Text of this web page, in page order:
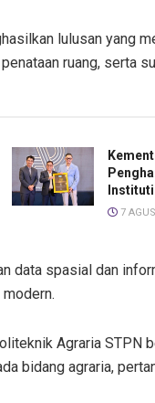
lulusan yang
ruang, serta
7
data spasial dan
Agraria STPN
bidang agraria,